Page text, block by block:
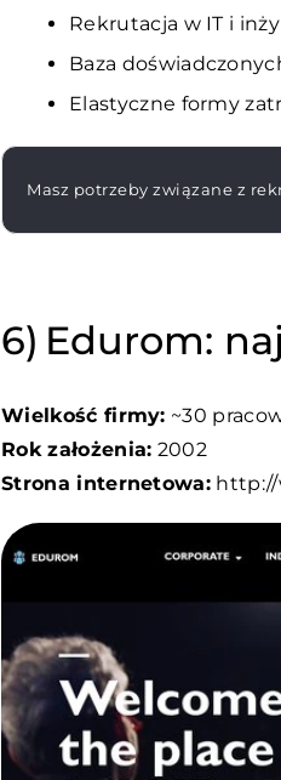
Rekrutacja w IT i
Baza
Elastyczne formy
Masz potrzeby związane z
Edurom:
Wielkość firmy: ~30
Rok założenia: 2002
Strona internetowa: http://